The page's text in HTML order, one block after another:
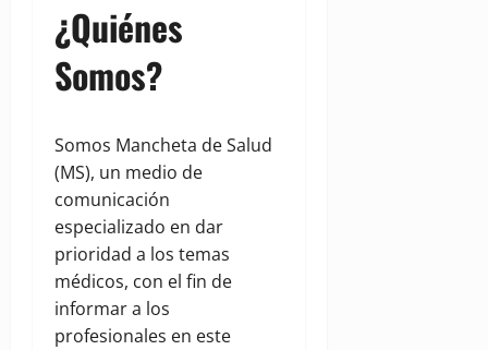
¿Quiénes
Somos?
Somos Mancheta de Salud
(MS), un medio de
comunicación
especializado en dar
prioridad a los temas
médicos, con el fin de
informar a los
profesionales en este